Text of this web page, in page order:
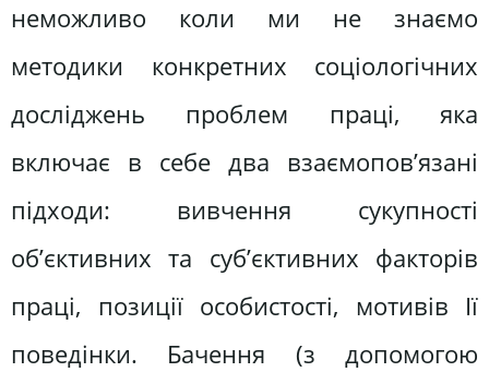
неможливо коли ми не знаємо
методики конкретних соціологічних
досліджень проблем праці, яка
включає в себе два взаємопов’язані
підходи: вивчення сукупності
об’єктивних та суб’єктивних факторів
праці, позиції особистості, мотивів Ії
поведінки. Бачення (з допомогою